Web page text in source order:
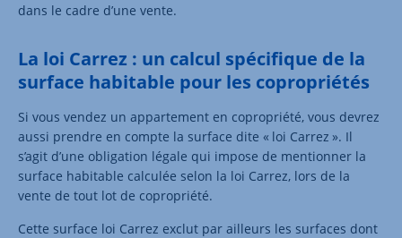
dans le cadre d’une vente.
La loi Carrez : un calcul spécifique de la
surface habitable pour les copropriétés
Si vous vendez un appartement en copropriété, vous devrez
aussi prendre en compte la surface dite « loi Carrez ». Il
s’agit d’une obligation légale qui impose de mentionner la
surface habitable calculée selon la loi Carrez, lors de la
vente de tout lot de copropriété.
Cette surface loi Carrez exclut par ailleurs les surfaces dont